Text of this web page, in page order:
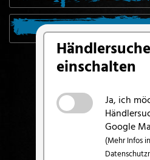
Händlersuche
einschalten
Ja, ich
Google
(Mehr Infos
SUCHE VON